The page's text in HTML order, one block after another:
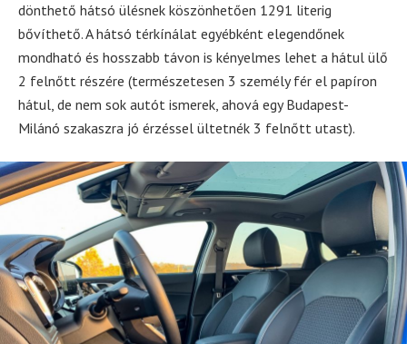
dönthető hátsó ülésnek köszönhetően 1291 literig
bővíthető. A hátsó térkínálat egyébként elegendőnek
mondható és hosszabb távon is kényelmes lehet a hátul ülő
2 felnőtt részére (természetesen 3 személy fér el papíron
hátul, de nem sok autót ismerek, ahová egy Budapest-
Milánó szakaszra jó érzéssel ültetnék 3 felnőtt utast).